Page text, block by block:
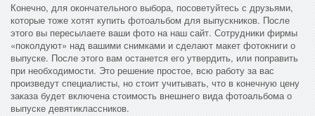
Конечно, для окончательного выбора, посоветуйтесь с друзьями,
которые тоже хотят купить фотоальбом для выпускников. После
этого вы пересылаете ваши фото на наш сайт. Сотрудники фирмы
«поколдуют» над вашими снимками и сделают макет фотокниги о
выпуске. После этого вам останется его утвердить, или поправить
при необходимости. Это решение простое, всю работу за вас
произведут специалисты, но стоит учитывать, что в конечную цену
заказа будет включена стоимость внешнего вида фотоальбома о
выпуске девятиклассников.